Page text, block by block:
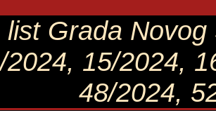
list Grada
2024, 15/2024,
48/2024,